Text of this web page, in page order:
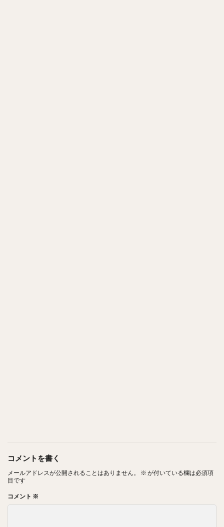
コメントを書く
メールアドレスが公開されることはありません。 ※ が付いている欄は必須項
目です
コメント ※